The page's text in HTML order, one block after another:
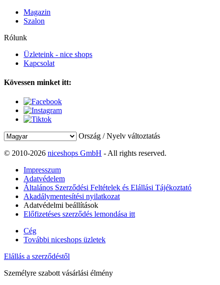
Magazin
Szalon
Rólunk
Üzleteink - nice shops
Kapcsolat
Kövessen minket itt:
Ország / Nyelv változtatás
© 2010-2026 niceshops GmbH - All rights reserved.
Impresszum
Adatvédelem
Általános Szerződési Feltételek és Elállási Tájékoztató
Akadálymentesítési nyilatkozat
Adatvédelmi beállítások
Előfizetéses szerződés lemondása itt
Cég
További niceshops üzletek
Elállás a szerződéstől
Személyre szabott vásárlási élmény